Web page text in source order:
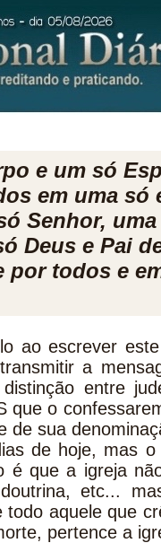
e um só
em uma só
Senhor,
Deus e Pai
por todos e
ao escrever
a
entre
que o
de sua
de hoje, mas
é que a igreja
etc...
todo aquele que
pertence a